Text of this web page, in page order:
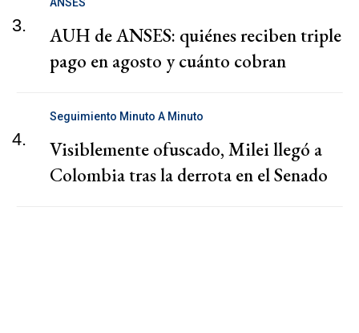
3.
ANSES
AUH de ANSES: quiénes reciben triple
pago en agosto y cuánto cobran
4.
Seguimiento Minuto A Minuto
Visiblemente ofuscado, Milei llegó a
Colombia tras la derrota en el Senado